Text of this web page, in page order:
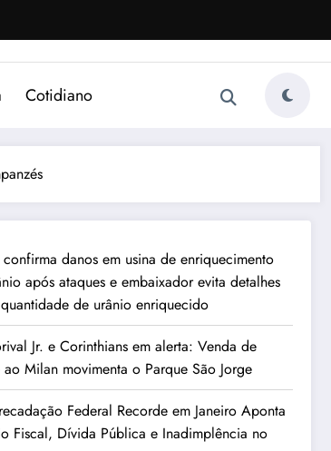
Cotidiano
confirma danos em usina de enriquecimento
após ataques e embaixador evita detalhes
de urânio enriquecido
Jr. e Corinthians em alerta: Venda de
Milan movimenta o Parque São Jorge
Federal Recorde em Janeiro Aponta
Fiscal, Dívida Pública e Inadimplência no